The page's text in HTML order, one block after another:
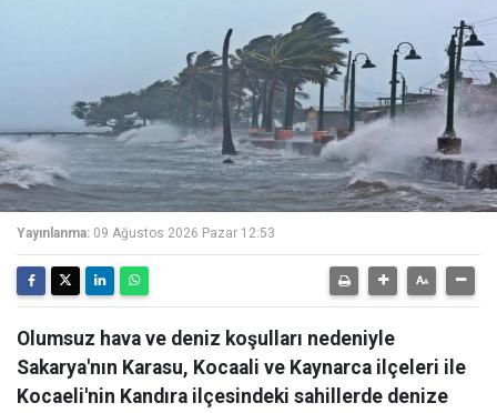
Yayınlanma: 09 Ağustos 2026 Pazar 12:53
Olumsuz hava ve deniz koşulları nedeniyle
Sakarya'nın Karasu, Kocaali ve Kaynarca ilçeleri ile
Kocaeli'nin Kandıra ilçesindeki sahillerde denize